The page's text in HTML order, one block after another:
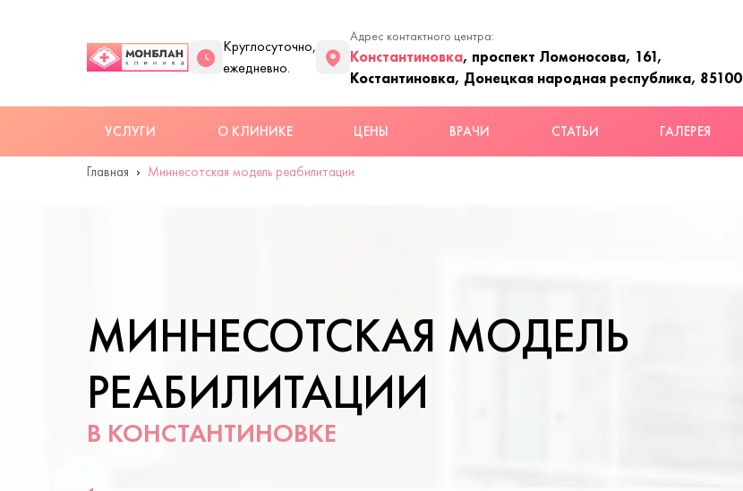
Круглосуточно,
ежедневно.
Адрес контактного центра:
Константиновка, проспект Ломоносова, 161,
Костантиновка, Донецкая народная республика, 85100
УСЛУГИ О КЛИНИКЕ ЦЕНЫ ВРАЧИ СТАТЬИ ГАЛЕРЕЯ
Главная Миннесотская модель реабилитации
МИННЕСОТСКАЯ МОДЕЛЬ
РЕАБИЛИТАЦИИ
В КОНСТАНТИНОВКЕ